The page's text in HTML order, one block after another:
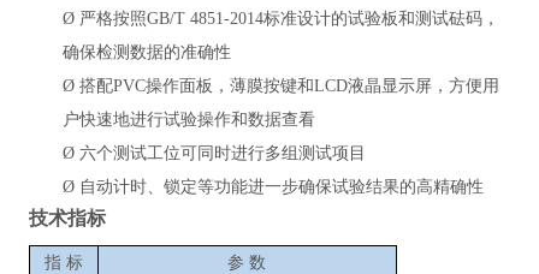
Ø 严格按照GB/T 4851-2014标准设计的试验板和测试砝码，
确保检测数据的准确性
Ø 搭配PVC操作面板，薄膜按键和LCD液晶显示屏，方便用
户快速地进行试验操作和数据查看
Ø 六个测试工位可同时进行多组测试项目
Ø 自动计时、锁定等功能进一步确保试验结果的高精确性
技术指标
指 标 参 数